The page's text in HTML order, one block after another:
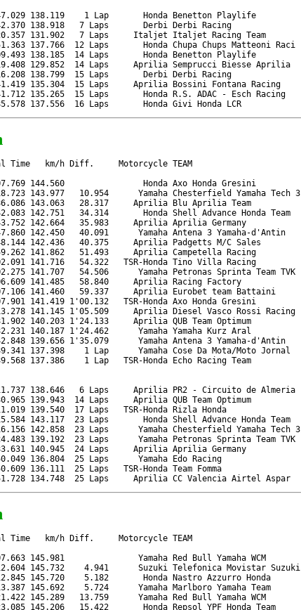
138.119    1 Lap       Honda Benetton Playlife
138.918   7 Laps       Derbi Derbi Racing
131.902   7 Laps     Italjet Italjet Racing Team
137.766  12 Laps       Honda Chupa Chups Matteoni Raci
138.185  14 Laps       Honda Benetton Playlife
129.852  14 Laps     Aprilia Semprucci Biesse Aprilia
138.799  15 Laps       Derbi Derbi Racing
135.304  15 Laps     Aprilia Bossini Fontana Racing
135.265  15 Laps       Honda R.S. ADAC - Esch Racing
km/h Diff.     Motorcycle TEAM
144.560                Honda Axo Honda Gresini
143.977   10.954      Yamaha Chesterfield Yamaha Tech 3
143.063   28.317     Aprilia Blu Aprilia Team
142.751   34.314       Honda Shell Advance Honda Team
142.664   35.983     Aprilia Aprilia Germany
142.450   40.091      Yamaha Antena 3 Yamaha-d'Antin
142.436   40.375     Aprilia Padgetts M/C Sales
141.862   51.493     Aprilia Campetella Racing
141.716   54.322   TSR-Honda Tino Villa Racing
141.707   54.506      Yamaha Petronas Sprinta Team TVK
141.485   58.840     Aprilia Racing Factory
141.460   59.337     Aprilia Eurobet team Battaini
141.419 1'00.132   TSR-Honda Axo Honda Gresini
141.145 1'05.509     Aprilia Diesel Vasco Rossi Racing
140.203 1'24.133     Aprilia QUB Team Optimum
140.187 1'24.462      Yamaha Yamaha Kurz Aral
139.656 1'35.079      Yamaha Antena 3 Yamaha-d'Antin
137.398    1 Lap      Yamaha Cose Da Mota/Moto Jornal
137.386    1 Lap   TSR-Honda Echo Racing Team
138.646   6 Laps     Aprilia PR2 - Circuito de Almeria
139.943  14 Laps     Aprilia QUB Team Optimum
139.540  17 Laps   TSR-Honda Rizla Honda
143.117  23 Laps       Honda Shell Advance Honda Team
142.858  23 Laps      Yamaha Chesterfield Yamaha Tech 3
139.192  23 Laps      Yamaha Petronas Sprinta Team TVK
140.945  24 Laps     Aprilia Aprilia Germany
136.804  25 Laps      Yamaha Edo Racing
136.111  25 Laps   TSR-Honda Team Fomma
km/h Diff.     Motorcycle TEAM
145.981               Yamaha Red Bull Yamaha WCM
145.732    4.941      Suzuki Telefonica Movistar Suzuki
145.720    5.182       Honda Nastro Azzurro Honda
145.692    5.724      Yamaha Marlboro Yamaha Team
145.289   13.759      Yamaha Red Bull Yamaha WCM
145.206   15.422       Honda Repsol YPF Honda Team